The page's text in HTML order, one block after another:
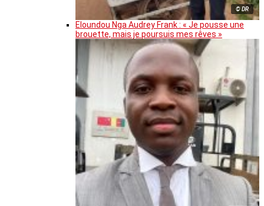
© DR
Eloundou Nga Audrey Frank : « Je pousse une
brouette, mais je poursuis mes rêves »